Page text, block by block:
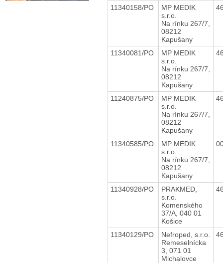
11340158/PO
MP MEDIK
s.r.o.
Na rínku 267/7,
08212
Kapušany
11340081/PO
MP MEDIK
s.r.o.
Na rínku 267/7,
08212
Kapušany
11240875/PO
MP MEDIK
s.r.o.
Na rínku 267/7,
08212
Kapušany
11340585/PO
MP MEDIK
s.r.o.
Na rínku 267/7,
08212
Kapušany
11340928/PO
PRAKMED,
s.r.o.
Komenského
37/A, 040 01
Košice
11340129/PO
Nefroped, s.r.o.
Remeselnícka
3, 071 01
Michalovce